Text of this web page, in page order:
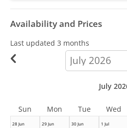
Availability and Prices
Last updated 3 months
calendar-
month
28 Jun
29 Jun
30 Jun
1 Jul
July
Sun Mon Tue Wed